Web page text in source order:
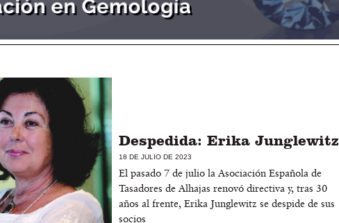
Despedida: Erika Junglewitz
18 DE JULIO DE 2023
El pasado 7 de julio la Asociación Española de
Tasadores de Alhajas renovó directiva y, tras 30
años al frente, Erika Junglewitz se despide de sus
socios